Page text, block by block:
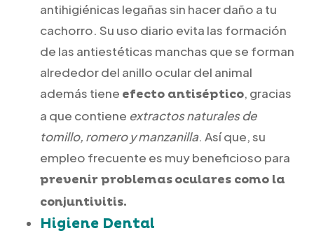
antihigiénicas legañas sin hacer daño a tu
cachorro. Su uso diario evita las formación
de las antiestéticas manchas que se forman
alrededor del anillo ocular del animal
además tiene efecto antiséptico, gracias
a que contiene extractos naturales de
tomillo, romero y manzanilla. Así que, su
empleo frecuente es muy beneficioso para
prevenir problemasoculares como la
conjuntivitis.
Higiene Dental